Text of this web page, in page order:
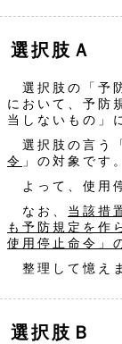
選択肢Ａ
選択肢の「予
において、予防
当しないもの」
選択肢の言う
令 」の対象です。
よって、使用
なお、 当該措
も予防規定を作
使用停止命令」
整理して憶え
選択肢Ｂ